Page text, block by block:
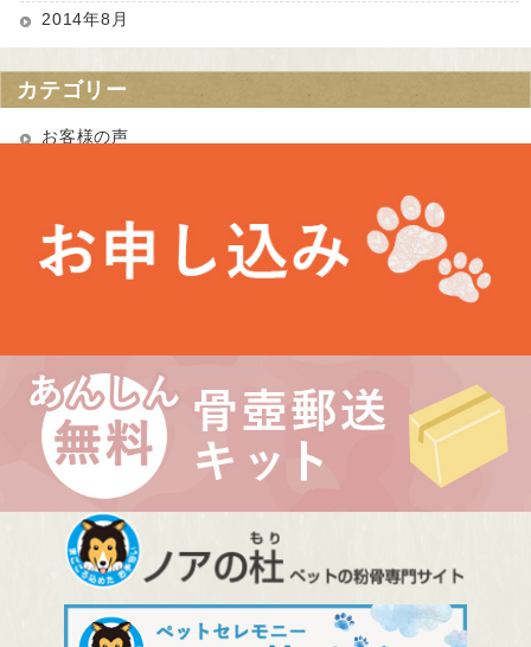
2014年8月
カテゴリー
お客様の声
最近の投稿
埼玉県 Kさま（あかりちゃん・きなりちゃん）
千葉県 Uさま（エルフちゃん・ソルシエールちゃん）
愛知県 Kさま（Litoちゃん）
東京都 Aさま（ミンスちゃん）